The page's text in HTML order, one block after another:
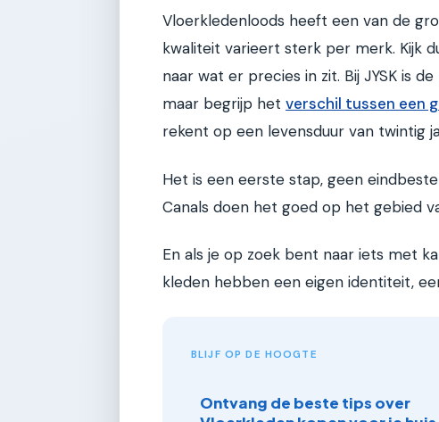
Vloerkledenloods heeft een van de
kwaliteit varieert sterk per merk. Kijk
naar wat er precies in zit. Bij JYSK is
maar begrijp het verschil tussen een
rekent op een levensduur van twintig
Het is een eerste stap, geen
Canals doen het goed op het gebied
En als je op zoek bent naar iets met
kleden hebben een eigen identiteit,
BLIJF OP DE HOOGTE
Ontvang de beste tips over